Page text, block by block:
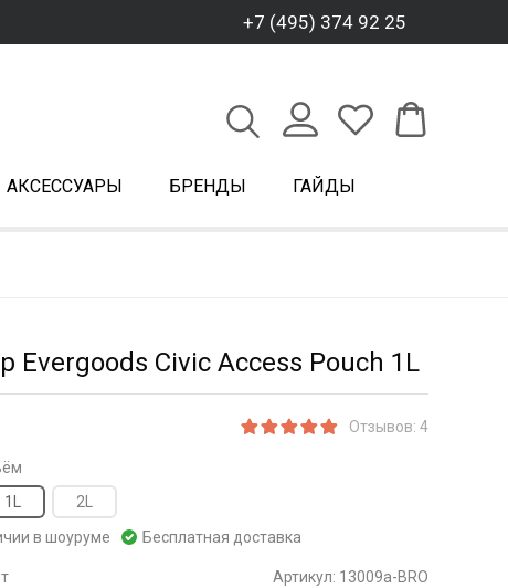
+7 (495) 374 92 25
АКСЕССУАРЫ БРЕНДЫ ГАЙДЫ
Evergoods Civic Access Pouch 1L
Отзывов: 4
1L
2L
в шоуруме
Бесплатная доставка
Артикул: 13009a-BRO